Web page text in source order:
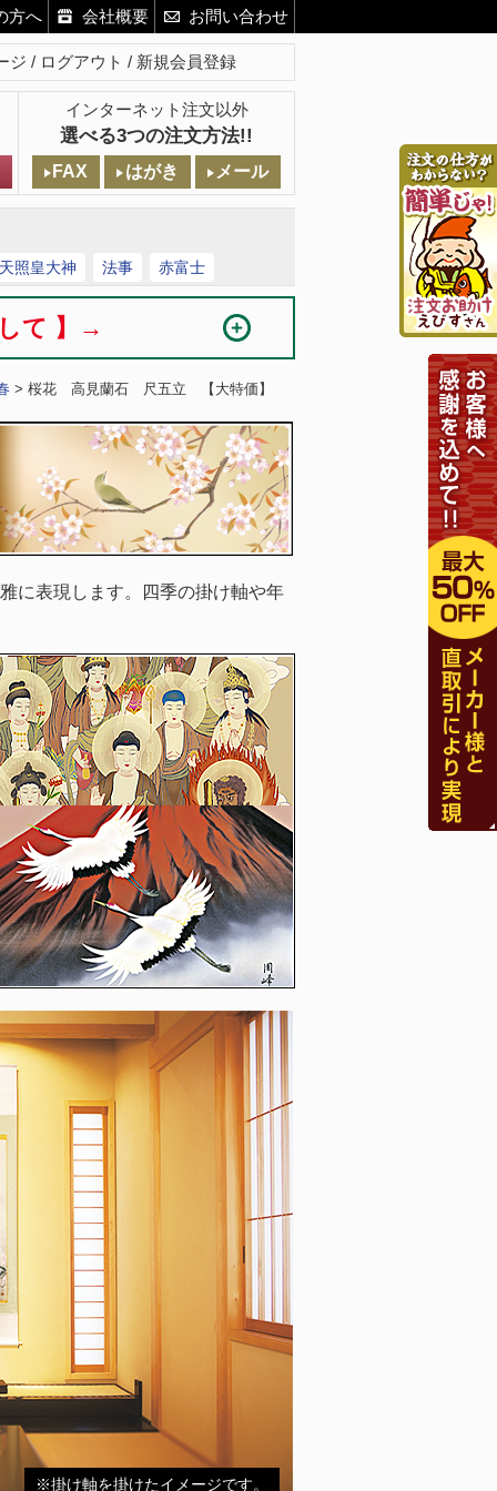
方へ 会社概要 お問い合わせ
ジ ログアウト 新規会員登録
インターネット注文以外
選べる3つの注文方法!!
FAX はがき メール
照皇大神 法事 赤富士
して 】→
> 桜花 高見蘭石 尺五立 【大特価】
に表現します。四季の掛け軸や年
※掛け軸を掛けたイメージです。